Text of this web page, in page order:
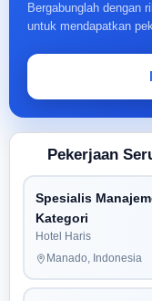
Bergabunglah dengan
untuk mendapatkan
Pekerjaan
Spesialis
Kategori
Hotel Haris
Manado, Indonesia